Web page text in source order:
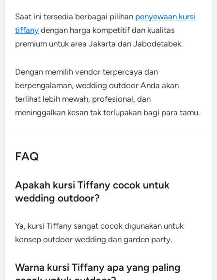
Saat ini tersedia berbagai pilihan penyewaan kursi
tiffany dengan harga kompetitif dan kualitas
premium untuk area Jakarta dan Jabodetabek.
Dengan memilih vendor terpercaya dan
berpengalaman, wedding outdoor Anda akan
terlihat lebih mewah, profesional, dan
meninggalkan kesan tak terlupakan bagi para tamu.
FAQ
Apakah kursi Tiffany cocok untuk
wedding outdoor?
Ya, kursi Tiffany sangat cocok digunakan untuk
konsep outdoor wedding dan garden party.
Warna kursi Tiffany apa yang paling